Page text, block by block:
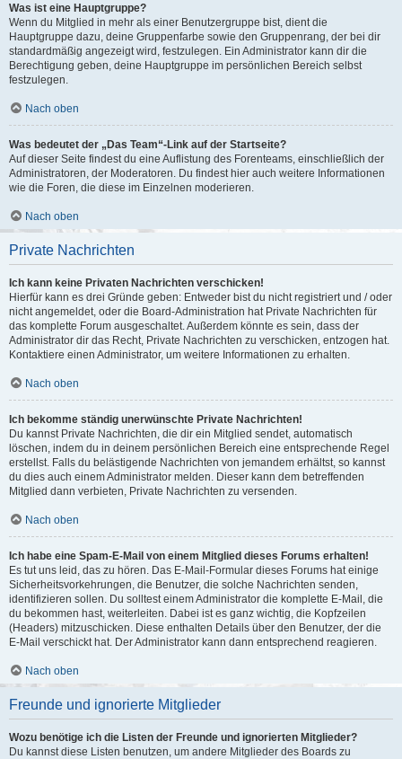
Was ist eine Hauptgruppe?
Wenn du Mitglied in mehr als einer Benutzergruppe bist, dient die
Hauptgruppe dazu, deine Gruppenfarbe sowie den Gruppenrang, der bei dir
standardmäßig angezeigt wird, festzulegen. Ein Administrator kann dir die
Berechtigung geben, deine Hauptgruppe im persönlichen Bereich selbst
festzulegen.
Nach oben
Was bedeutet der „Das Team“-Link auf der Startseite?
Auf dieser Seite findest du eine Auflistung des Forenteams, einschließlich der
Administratoren, der Moderatoren. Du findest hier auch weitere Informationen
wie die Foren, die diese im Einzelnen moderieren.
Nach oben
Private Nachrichten
Ich kann keine Privaten Nachrichten verschicken!
Hierfür kann es drei Gründe geben: Entweder bist du nicht registriert und / oder
nicht angemeldet, oder die Board-Administration hat Private Nachrichten für
das komplette Forum ausgeschaltet. Außerdem könnte es sein, dass der
Administrator dir das Recht, Private Nachrichten zu verschicken, entzogen hat.
Kontaktiere einen Administrator, um weitere Informationen zu erhalten.
Nach oben
Ich bekomme ständig unerwünschte Private Nachrichten!
Du kannst Private Nachrichten, die dir ein Mitglied sendet, automatisch
löschen, indem du in deinem persönlichen Bereich eine entsprechende Regel
erstellst. Falls du belästigende Nachrichten von jemandem erhältst, so kannst
du dies auch einem Administrator melden. Dieser kann dem betreffenden
Mitglied dann verbieten, Private Nachrichten zu versenden.
Nach oben
Ich habe eine Spam-E-Mail von einem Mitglied dieses Forums erhalten!
Es tut uns leid, das zu hören. Das E-Mail-Formular dieses Forums hat einige
Sicherheitsvorkehrungen, die Benutzer, die solche Nachrichten senden,
identifizieren sollen. Du solltest einem Administrator die komplette E-Mail, die
du bekommen hast, weiterleiten. Dabei ist es ganz wichtig, die Kopfzeilen
(Headers) mitzuschicken. Diese enthalten Details über den Benutzer, der die
E-Mail verschickt hat. Der Administrator kann dann entsprechend reagieren.
Nach oben
Freunde und ignorierte Mitglieder
Wozu benötige ich die Listen der Freunde und ignorierten Mitglieder?
Du kannst diese Listen benutzen, um andere Mitglieder des Boards zu